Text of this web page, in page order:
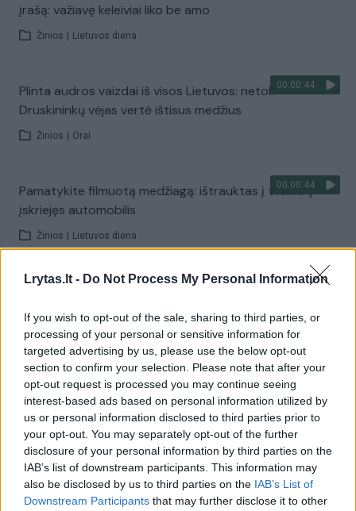
Lrytas.lt - Do Not Process My Personal Information
If you wish to opt-out of the sale, sharing to third parties, or
processing of your personal or sensitive information for
targeted advertising by us, please use the below opt-out
section to confirm your selection. Please note that after your
opt-out request is processed you may continue seeing
interest-based ads based on personal information utilized by
us or personal information disclosed to third parties prior to
your opt-out. You may separately opt-out of the further
disclosure of your personal information by third parties on the
IAB’s list of downstream participants. This information may
also be disclosed by us to third parties on the IAB’s List of
Downstream Participants that may further disclose it to other
įrašą: važiavę keleiviai liko be amo
Žinios Lietuvos diena
00:00:44
Plinta audros vaizdai iš visos Lietuvos: netoli
Druskininkų vėjas vertė ištisus medžius
Žinios Orai
00:00:44
Pamatykite filmuotą medžiagą: ištrauktas į tvenkinį
įskriejęs automobilis
Žinios Lietuvos diena
00:00:57
Sinoptikai atsakė, kokiais orais užbaigsime darbo
savaitę: karščiai atsitrauks
Žinios | Orai
Visi įrašai
Žiūrimiausi įrašai